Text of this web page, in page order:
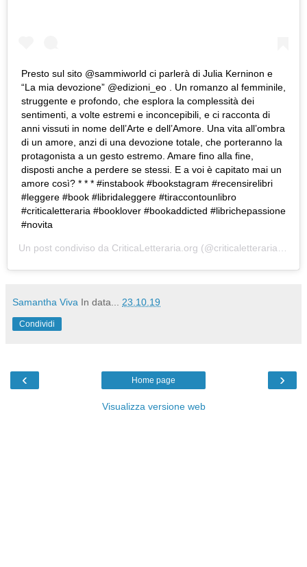
Presto sul sito @sammiworld ci parlerà di Julia Kerninon e
“La mia devozione” @edizioni_eo . Un romanzo al femminile,
struggente e profondo, che esplora la complessità dei
sentimenti, a volte estremi e inconcepibili, e ci racconta di
anni vissuti in nome dell’Arte e dell’Amore. Una vita all’ombra
di un amore, anzi di una devozione totale, che porteranno la
protagonista a un gesto estremo. Amare fino alla fine,
disposti anche a perdere se stessi. E a voi è capitato mai un
amore così? * * * #instabook #bookstagram #recensirelibri
#leggere #book #libridaleggere #tiraccontounlibro
#criticaletteraria #booklover #bookaddicted #librichepassione
#novita
Un post condiviso da CriticaLetteraria.org (@criticaletteraria) in data:
Samantha Viva In data... 23.10.19
Condividi
‹ ›
Home page
Visualizza versione web